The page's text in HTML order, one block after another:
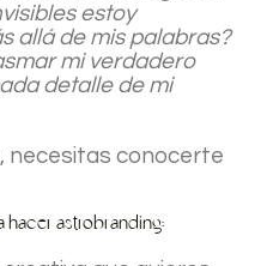
estoy
allá de mis palabras?
mi verdadero
detalle de mi
necesitas conocerte
hacer astrobranding: